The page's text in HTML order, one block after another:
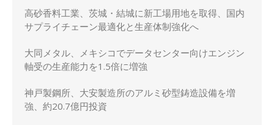
高砂香料工業、茨城・結城に新工場用地を取得、国内
サプライチェーン最適化と生産体制強化へ
大同メタル、メキシコでデータセンター向けエンジン
軸受の生産能力を1.5倍に増強
神戸製鋼所、大安製造所のアルミ砂型鋳造設備を増
強、約20.7億円投資